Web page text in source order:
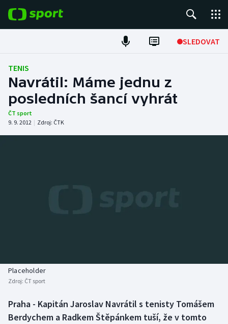
SLEDOVAT
Fotbal
Hokej
Tenis
Atletika
Biatlon
Boby a skeleton
Aplikace ČT sport
AZ kvíz
TENIS
Navrátil: Máme jednu z
posledních šancí vyhrát
ČT sport
9. 9. 2012 | Zdroj: ČTK
Placeholder
Zdroj: ČT sport
Praha - Kapitán Jaroslav Navrátil s tenisty Tomášem
Berdychem a Radkem Štěpánkem tuší, že v tomto